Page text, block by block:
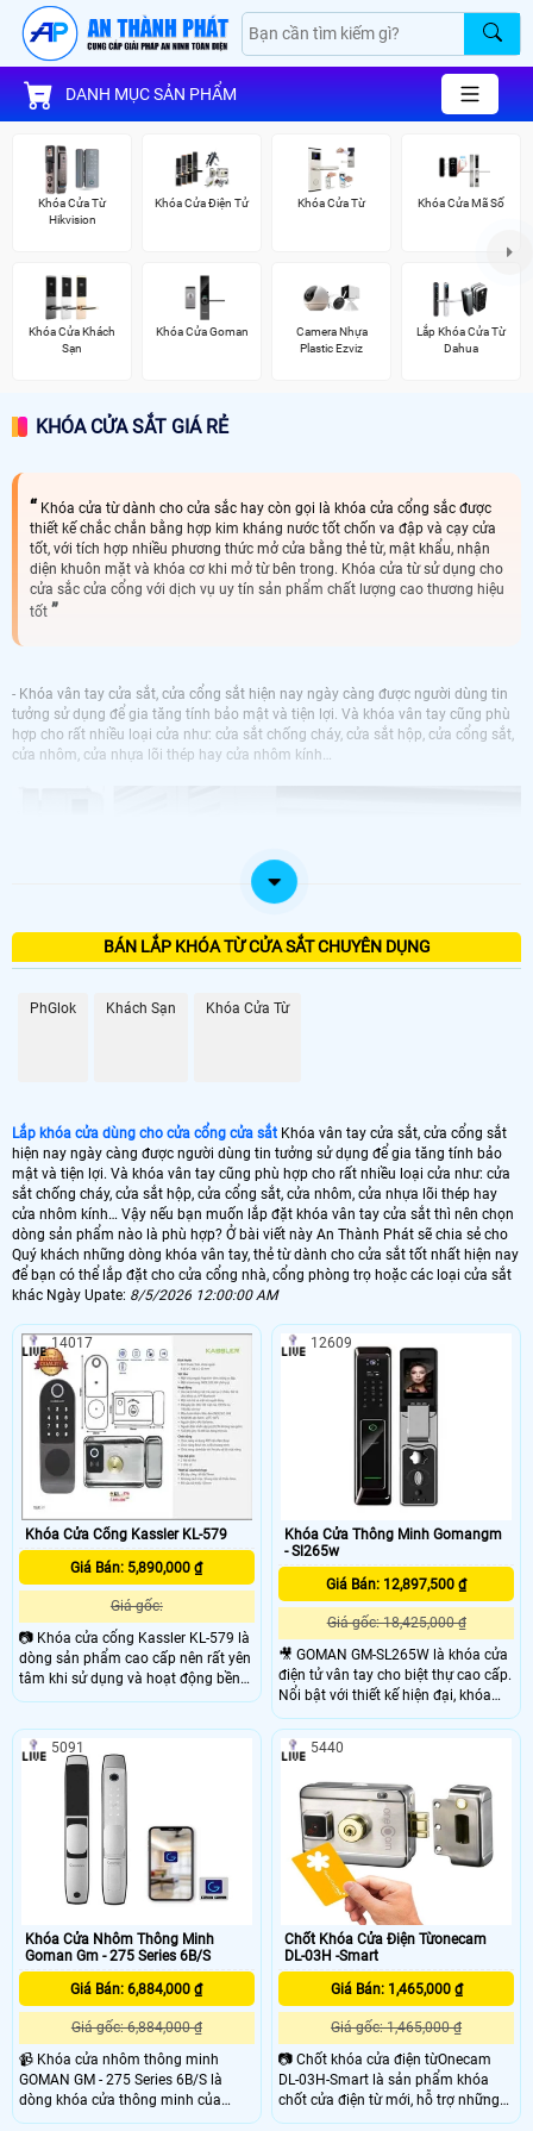
DANH MỤC SẢN PHẨM
Khóa Cửa Từ
Hikvision
Khóa Cửa Điện Tử Khóa Cửa Từ Khóa Cửa Mã Số
Khóa Cửa Khách
Sạn
Khóa Cửa Goman
Camera Nhựa
Plastic Ezviz
Lắp Khóa Cửa Từ
Dahua
KHÓA CỬA SẮT GIÁ RẺ
Khóa cửa từ dành cho cửa sắc hay còn gọi là khóa cửa cổng sắc được
thiết kế chắc chắn bằng hợp kim kháng nước tốt chốn va đập và cạy cửa
tốt, với tích hợp nhiều phương thức mở cửa bằng thẻ từ, mật khẩu, nhận
diện khuôn mặt và khóa cơ khi mở từ bên trong. Khóa cửa từ sử dụng cho
cửa sắc cửa cổng với dịch vụ uy tín sản phẩm chất lượng cao thương hiệu
tốt
- Khóa vân tay cửa sắt, cửa cổng sắt hiện nay ngày càng được người dùng tin
tưởng sử dụng để gia tăng tính bảo mật và tiện lợi. Và khóa vân tay cũng phù
hợp cho rất nhiều loại cửa như: cửa sắt chống cháy, cửa sắt hộp, cửa cổng sắt,
cửa nhôm, cửa nhựa lõi thép hay cửa nhôm kính…
+ Khóa vân tay cửa sắt Chất lượng tốt, hoạt động ổn định
+ Khóa cửa sắt chắc chắn kết hợp khóa vân tay tiện lợi và bảo mật cao
+ Chịu được thời tiết mưa nắng . Vì cửa sắt thường lắp vị trí mà mưa nắng hắt
vào trực tiếp.
+ Giá cả và mẫu mã phù hợp với điều kiện của mọi gia đình.
2. Điều kiện để lắp khóa vân tay cho cửa sắt, cửa cổng sắt
Để lắp khóa vân tay, thẻ từ thì cửa sắt, cửa cổng phải đạt tiêu chí:
+ Cửa cổng cửa sắt hộp đảm bảo yêu cầu: đố cửa dầy trên 3.8cm, rộng trên 9.5
+ Cửa sắt cửa cổng phải thiết kế kín. Do hoạt động cửa khóa là ở trong nhà ra
luôn mở được nên người ở ngoài không dùng tay hay dùng dụng cụ để thò tay
vào mở được.
BÁN LẮP KHÓA TỪ CỬA SẮT CHUYÊN DỤNG
PhGlok Khách Sạn Khóa Cửa Từ
Lắp khóa cửa dùng cho cửa cổng cửa sắt Khóa vân tay cửa sắt, cửa cổng sắt
hiện nay ngày càng được người dùng tin tưởng sử dụng để gia tăng tính bảo
mật và tiện lợi. Và khóa vân tay cũng phù hợp cho rất nhiều loại cửa như: cửa
sắt chống cháy, cửa sắt hộp, cửa cổng sắt, cửa nhôm, cửa nhựa lõi thép hay
cửa nhôm kính… Vậy nếu bạn muốn lắp đặt khóa vân tay cửa sắt thì nên chọn
dòng sản phẩm nào là phù hợp? Ở bài viết này An Thành Phát sẽ chia sẻ cho
Quý khách những dòng khóa vân tay, thẻ từ dành cho cửa sắt tốt nhất hiện nay
để bạn có thể lắp đặt cho cửa cổng nhà, cổng phòng trọ hoặc các loại cửa sắt
khác Ngày Upate: 8/5/2026 12:00:00 AM
Khóa Cửa Cổng Kassler KL-579
Giá Bán: 5,890,000 ₫
Giá gốc:
📷 Khóa cửa cổng Kassler KL-579 là
dòng sản phẩm cao cấp nên rất yên
tâm khi sử dụng và hoạt động bền
bỉ. Với nhiều chức năng hiện đại
14017
Khóa Cửa Thông Minh Gomangm
- Sl265w
Giá Bán: 12,897,500 ₫
Giá gốc: 18,425,000 ₫
🎥 GOMAN GM-SL265W là khóa cửa
điện tử vân tay cho biệt thự cao cấp.
Nổi bật với thiết kế hiện đại, khóa
cửa thông minh GOMAN – thương
hiệu Đức, tô điểm cho sự thời
thượng trong mọi không gian của
12609
Khóa Cửa Nhôm Thông Minh
Goman Gm - 275 Series 6B/S
Giá Bán: 6,884,000 ₫
Giá gốc: 6,884,000 ₫
📹 Khóa cửa nhôm thông minh
GOMAN GM - 275 Series 6B/S là
dòng khóa cửa thông minh của
thương hiệu goman,dòng điện làm
5091
Chốt Khóa Cửa Điện Từonecam
DL-03H -Smart
Giá Bán: 1,465,000 ₫
Giá gốc: 1,465,000 ₫
📷 Chốt khóa cửa điện từOnecam
DL-03H-Smart là sản phẩm khóa
chốt cửa điện từ mới, hỗ trợ những
tính năng bảo mật cao cấp, hiện đại
5440